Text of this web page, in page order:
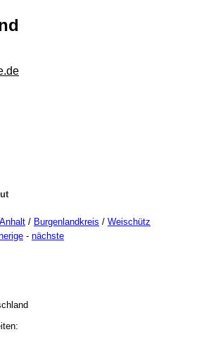
/ Burgenlandkreis / Weischütz
- nächste